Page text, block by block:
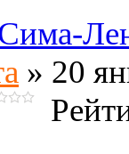
» 20